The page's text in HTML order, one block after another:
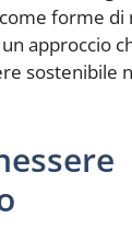
forme di
approccio
sostenibile